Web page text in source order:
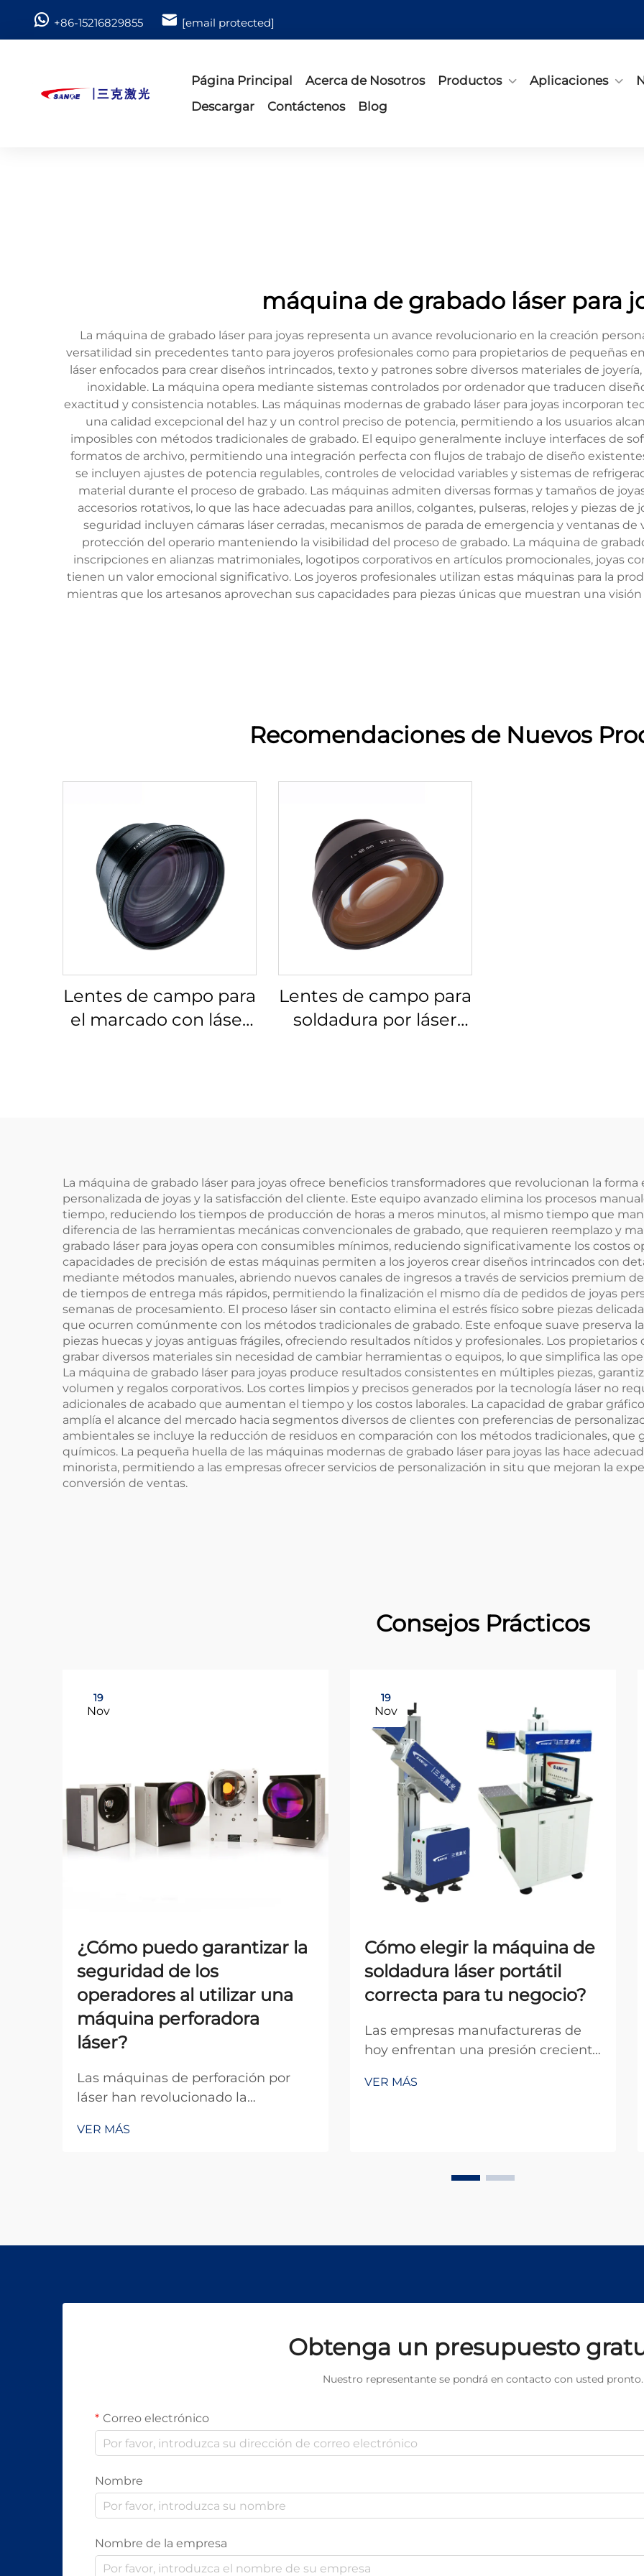
+86-15216829855 [email protected]
Página Principal Acerca de Nosotros Productos Aplicaciones
Descargar
Contáctenos Blog
máquina de grabado láser para
La máquina de grabado láser para joyas representa un avance revolucionario en la creación
versatilidad sin precedentes tanto para joyeros profesionales como para propietarios de pequeñas
láser enfocados para crear diseños intrincados, texto y patrones sobre diversos materiales de
inoxidable. La máquina opera mediante sistemas controlados por ordenador que traducen
exactitud y consistencia notables. Las máquinas modernas de grabado láser para joyas incorporan
una calidad excepcional del haz y un control preciso de potencia, permitiendo a los usuarios
imposibles con métodos tradicionales de grabado. El equipo generalmente incluye interfaces de
formatos de archivo, permitiendo una integración perfecta con flujos de trabajo de diseño
se incluyen ajustes de potencia regulables, controles de velocidad variables y sistemas de
material durante el proceso de grabado. Las máquinas admiten diversas formas y tamaños de
accesorios rotativos, lo que las hace adecuadas para anillos, colgantes, pulseras, relojes y piezas de
seguridad incluyen cámaras láser cerradas, mecanismos de parada de emergencia y ventanas
protección del operario manteniendo la visibilidad del proceso de grabado. La máquina de
inscripciones en alianzas matrimoniales, logotipos corporativos en artículos promocionales, joyas
tienen un valor emocional significativo. Los joyeros profesionales utilizan estas máquinas para la
mientras que los artesanos aprovechan sus capacidades para piezas únicas que muestran una
Recomendaciones de Nuevos
Lentes de campo para
el marcado con láser
Lentes de campo para
soldadura por láser
La máquina de grabado láser para joyas ofrece beneficios transformadores que revolucionan la
personalizada de joyas y la satisfacción del cliente. Este equipo avanzado elimina los procesos
tiempo, reduciendo los tiempos de producción de horas a meros minutos, al mismo tiempo que
diferencia de las herramientas mecánicas convencionales de grabado, que requieren reemplazo y
grabado láser para joyas opera con consumibles mínimos, reduciendo significativamente los costos
capacidades de precisión de estas máquinas permiten a los joyeros crear diseños intrincados con
mediante métodos manuales, abriendo nuevos canales de ingresos a través de servicios premium
de tiempos de entrega más rápidos, permitiendo la finalización el mismo día de pedidos de joyas
semanas de procesamiento. El proceso láser sin contacto elimina el estrés físico sobre piezas
que ocurren comúnmente con los métodos tradicionales de grabado. Este enfoque suave preserva
piezas huecas y joyas antiguas frágiles, ofreciendo resultados nítidos y profesionales. Los
grabar diversos materiales sin necesidad de cambiar herramientas o equipos, lo que simplifica las
La máquina de grabado láser para joyas produce resultados consistentes en múltiples piezas,
volumen y regalos corporativos. Los cortes limpios y precisos generados por la tecnología láser no
adicionales de acabado que aumentan el tiempo y los costos laborales. La capacidad de grabar
amplía el alcance del mercado hacia segmentos diversos de clientes con preferencias de
ambientales se incluye la reducción de residuos en comparación con los métodos tradicionales, que
químicos. La pequeña huella de las máquinas modernas de grabado láser para joyas las hace
minorista, permitiendo a las empresas ofrecer servicios de personalización in situ que mejoran la
conversión de ventas.
Consejos Prácticos
19
Nov
¿Cómo puedo garantizar la
seguridad de los
operadores al utilizar una
máquina perforadora
láser?
Las máquinas de perforación por
láser han revolucionado la
industrias, ofreciendo una exactitud
VER MÁS
19
Nov
Cómo elegir la máquina de
soldadura láser portátil
correcta para tu negocio?
Las empresas manufactureras de
hoy enfrentan una presión creciente
mantienen estándares
una movilidad sin precedentes, p...
VER MÁS
Obtenga un presupuesto
Nuestro representante se pondrá en contacto con usted pronto.
Correo electrónico
Nombre
Nombre de la empresa